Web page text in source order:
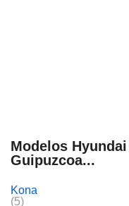
Modelos
Guipuzcoa...
Kona
(5)